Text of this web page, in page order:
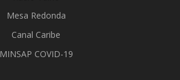
Mesa Redonda
Canal Caribe
MINSAP COVID-19